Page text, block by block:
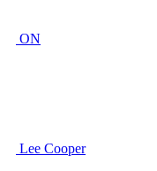
ON
Lee Cooper